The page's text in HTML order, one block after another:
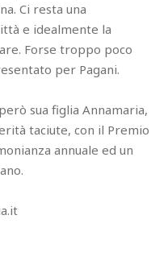
Ci resta una
e idealmente la
Forse troppo poco
per Pagani.
sua figlia Annamaria,
taciute, con il Premio
annuale ed un